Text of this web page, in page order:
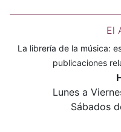
El
La librería de la música:
publicaciones
Lunes a
Sábados